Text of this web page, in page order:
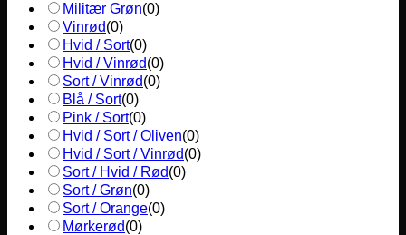
Militær Grøn(0)
Vinrød(0)
Hvid / Sort(0)
Hvid / Vinrød(0)
Sort / Vinrød(0)
Blå / Sort(0)
Pink / Sort(0)
Hvid / Sort / Oliven(0)
Hvid / Sort / Vinrød(0)
Sort / Hvid / Rød(0)
Sort / Grøn(0)
Sort / Orange(0)
Mørkerød(0)